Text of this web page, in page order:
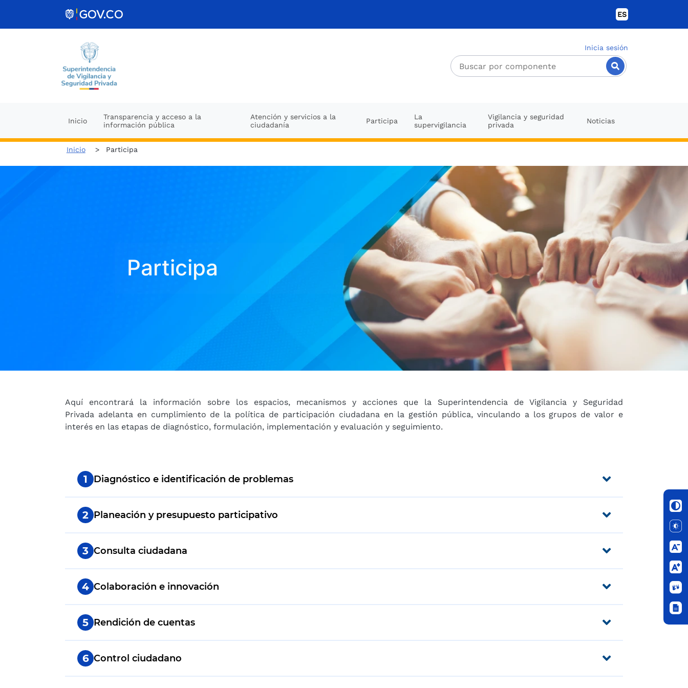
ES
Inicia sesión
Inicio
Transparencia y acceso a la
información pública
Atención y servicios a la
ciudadanía
Participa
La
supervigilancia
Vigilancia y seguridad
privada
Noticias
Inicio Participa
Participa
Aquí encontrará la información sobre los espacios, mecanismos y acciones que la Superintendencia de Vigilancia y Seguridad
Privada adelanta en cumplimiento de la política de participación ciudadana en la gestión pública, vinculando a los grupos de valor e
interés en las etapas de diagnóstico, formulación, implementación y evaluación y seguimiento.
1 Diagnóstico e identificación de problemas
2 Planeación y presupuesto participativo
3 Consulta ciudadana
4 Colaboración e innovación
5 Rendición de cuentas
6 Control ciudadano